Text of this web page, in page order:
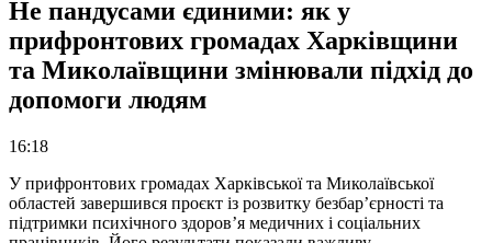
Не пандусами єдиними: як у
прифронтових громадах Харківщини
та Миколаївщини змінювали підхід до
допомоги людям
16:18
У прифронтових громадах Харківської та Миколаївської
областей завершився проєкт із розвитку безбар’єрності та
підтримки психічного здоров’я медичних і соціальних